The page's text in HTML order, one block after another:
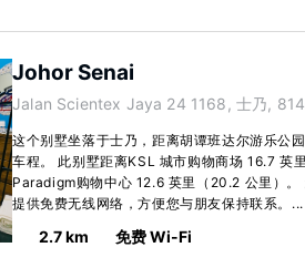
Johor Senai
Jalan Scientex Jaya 24 1168, 士乃,
这个别墅坐落于士乃，距离胡谭班达尔游乐公
车程。 此别墅距离KSL 城市购物商场 16.7 英
Paradigm购物中心 12.6 英里（20.2 公里）。
提供免费无线网络，方便您与朋友保持联系。
2.7 km 免费 Wi-Fi